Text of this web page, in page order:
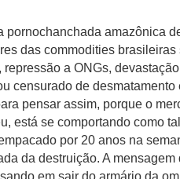
pornochanchada amazônica
das commodities
a ONGs,
censurado de desmatamento
pensar assim, porque o
está se comportando como
por 20 anos na
da destruição. A mensagem
em sair do armário da